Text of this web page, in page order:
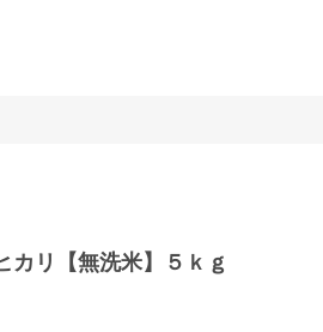
カリ【無洗米】５ｋｇ